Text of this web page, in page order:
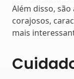
Além disso,
corajosos,
mais